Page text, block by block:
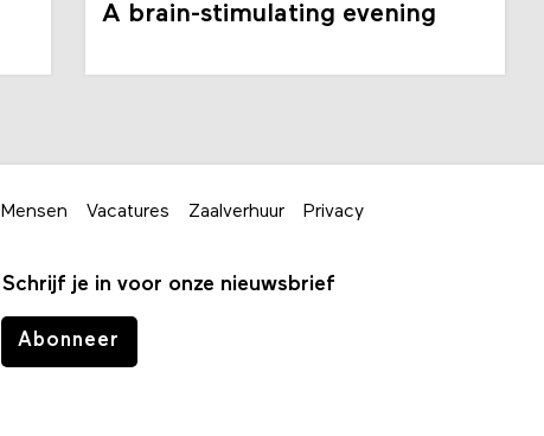
A brain-stimulating evening
Mensen Vacatures Zaalverhuur Privacy
Schrijf je in voor onze nieuwsbrief
Abonneer